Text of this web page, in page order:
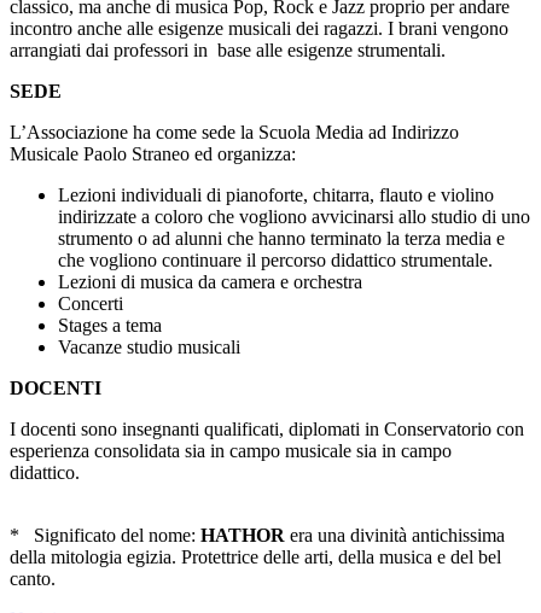
classico, ma anche di musica Pop, Rock e Jazz proprio per andare
incontro anche alle esigenze musicali dei ragazzi. I brani vengono
arrangiati dai professori in base alle esigenze strumentali.
SEDE
L’Associazione ha come sede la Scuola Media ad Indirizzo
Musicale Paolo Straneo ed organizza:
Lezioni individuali di pianoforte, chitarra, flauto e violino
indirizzate a coloro che vogliono avvicinarsi allo studio di uno
strumento o ad alunni che hanno terminato la terza media e
che vogliono continuare il percorso didattico strumentale.
Lezioni di musica da camera e orchestra
Concerti
Stages a tema
Vacanze studio musicali
DOCENTI
I docenti sono insegnanti qualificati, diplomati in Conservatorio con
esperienza consolidata sia in campo musicale sia in campo
didattico.
* Significato del nome: HATHOR era una divinità antichissima
della mitologia egizia. Protettrice delle arti, della musica e del bel
canto.